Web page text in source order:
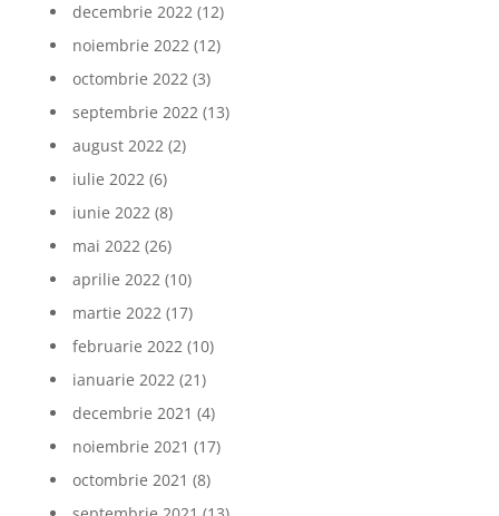
decembrie 2022(12)
noiembrie 2022(12)
octombrie 2022(3)
septembrie 2022(13)
august 2022(2)
iulie 2022(6)
iunie 2022(8)
mai 2022(26)
aprilie 2022(10)
martie 2022(17)
februarie 2022(10)
ianuarie 2022(21)
decembrie 2021 (4)
noiembrie 2021 (17)
octombrie 2021 (8)